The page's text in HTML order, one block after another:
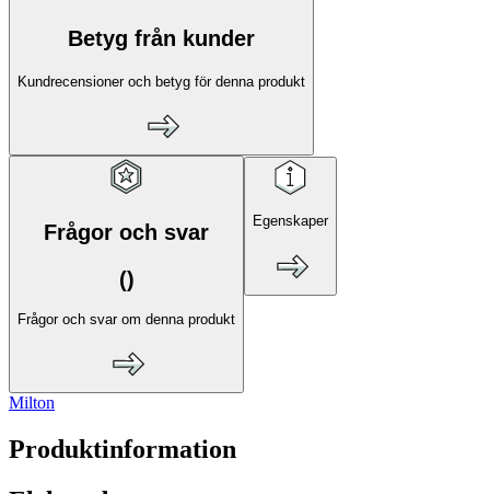
Betyg från kunder
Kundrecensioner och betyg för denna produkt
Frågor och svar
()
Frågor och svar om denna produkt
Egenskaper
Milton
Produktinformation